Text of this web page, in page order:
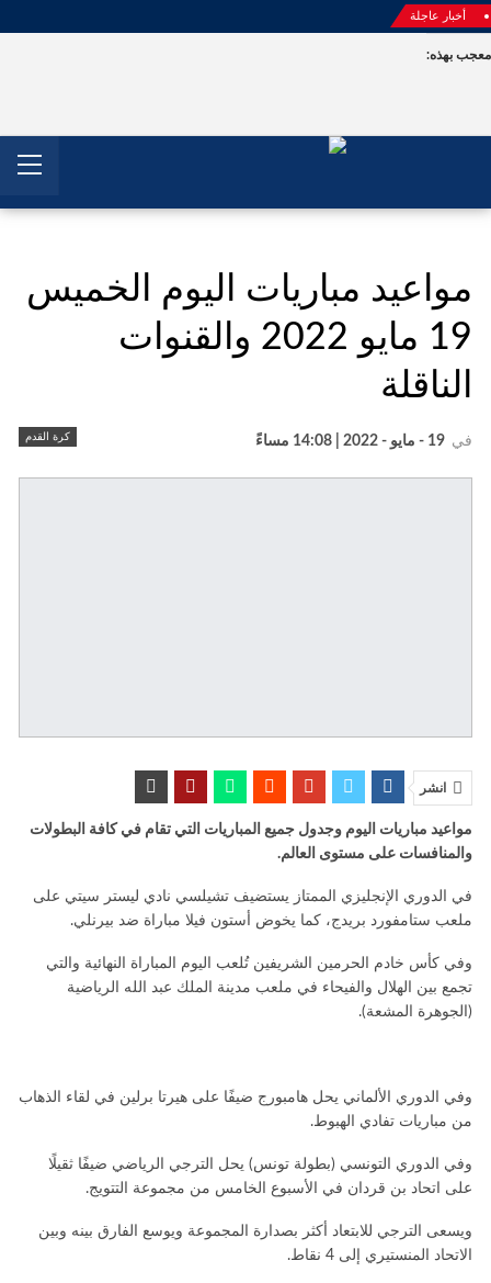
أخبار عاجلة
بهذه:
مواعيد مباريات اليوم الخميس
19 مايو 2022 والقنوات
الناقلة
كرة القدم في 19 - مايو - 2022 | 14:08 مساءً
انشر
مواعيد مباريات اليوم وجدول جميع المباريات التي تقام في كافة البطولات
والمنافسات على مستوى العالم.
في الدوري الإنجليزي الممتاز يستضيف تشيلسي نادي ليستر سيتي على
ملعب ستامفورد بريدج، كما يخوض أستون فيلا مباراة ضد بيرنلي.
وفي كأس خادم الحرمين الشريفين تُلعب اليوم المباراة النهائية والتي
تجمع بين الهلال والفيحاء في ملعب مدينة الملك عبد الله الرياضية
(الجوهرة المشعة).
وفي الدوري الألماني يحل هامبورج ضيفًا على هيرتا برلين في لقاء الذهاب
من مباريات تفادي الهبوط.
وفي الدوري التونسي (بطولة تونس) يحل الترجي الرياضي ضيفًا ثقيلًا
على اتحاد بن قردان في الأسبوع الخامس من مجموعة التتويج.
ويسعى الترجي للابتعاد أكثر بصدارة المجموعة ويوسع الفارق بينه وبين
الاتحاد المنستيري إلى 4 نقاط.